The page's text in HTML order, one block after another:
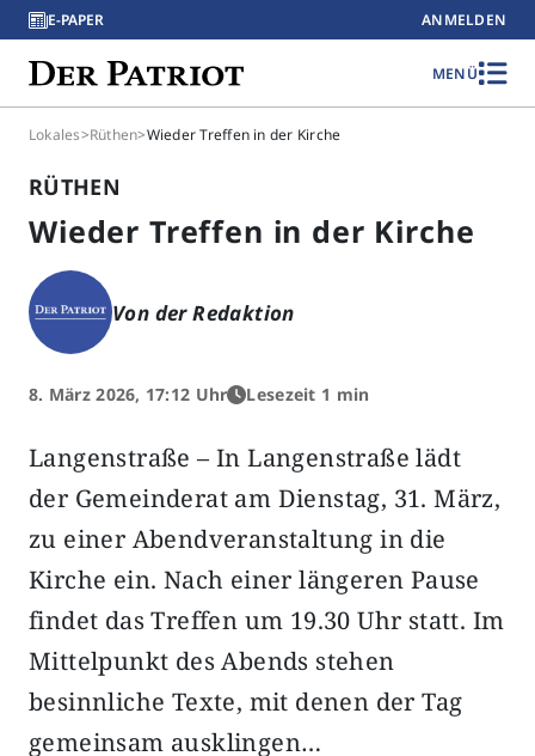
E-PAPER ANMELDEN
MENÜ
Lokales>Rüthen>Wieder Treffen in der Kirche
RÜTHEN
Wieder Treffen in der Kirche
Von der Redaktion
8. März 2026, 17:12 Uhr Lesezeit 1 min
Langenstraße – In Langenstraße lädt
der Gemeinderat am Dienstag, 31. März,
zu einer Abendveranstaltung in die
Kirche ein. Nach einer längeren Pause
findet das Treffen um 19.30 Uhr statt. Im
Mittelpunkt des Abends stehen
besinnliche Texte, mit denen der Tag
gemeinsam ausklingen…